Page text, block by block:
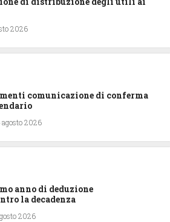
2026
comunicazione di conferma
agosto 2026
anno di deduzione
la decadenza
2026